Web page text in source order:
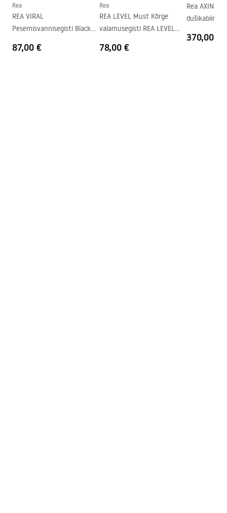
Garantii
24 kuud
Rea
REA VIRAL
Pesemisvannisegisti Black
87,00 €
Rea
REA LEVEL Must Kõrge
valamusegisti REA LEVEL
78,00 €
Rea AXIN
dušikabiin
370,00 €